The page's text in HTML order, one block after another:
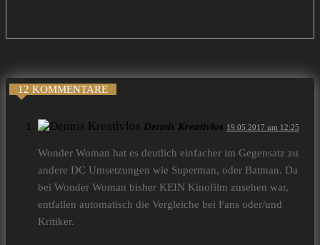
12 KOMMENTARE
Dennis Kreativlos 19.05.2017 um 12:25
Wonder Woman hat es deutlich einfacher im Gegensatz zu
andere DC Umsetzungen wie Superman, oder Batman. Da
bei Wonder Woman bisher KEIN Kinofilm zusehen war,
entfallen automatisch die Vergleiche bei Fans oder/und
Kritiker.